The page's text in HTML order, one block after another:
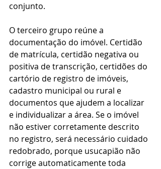
conjunto.
O terceiro grupo reúne a
documentação do imóvel. Certidão
de matrícula, certidão negativa ou
positiva de transcrição, certidões do
cartório de registro de imóveis,
cadastro municipal ou rural e
documentos que ajudem a localizar
e individualizar a área. Se o imóvel
não estiver corretamente descrito
no registro, será necessário cuidado
redobrado, porque usucapião não
corrige automaticamente toda